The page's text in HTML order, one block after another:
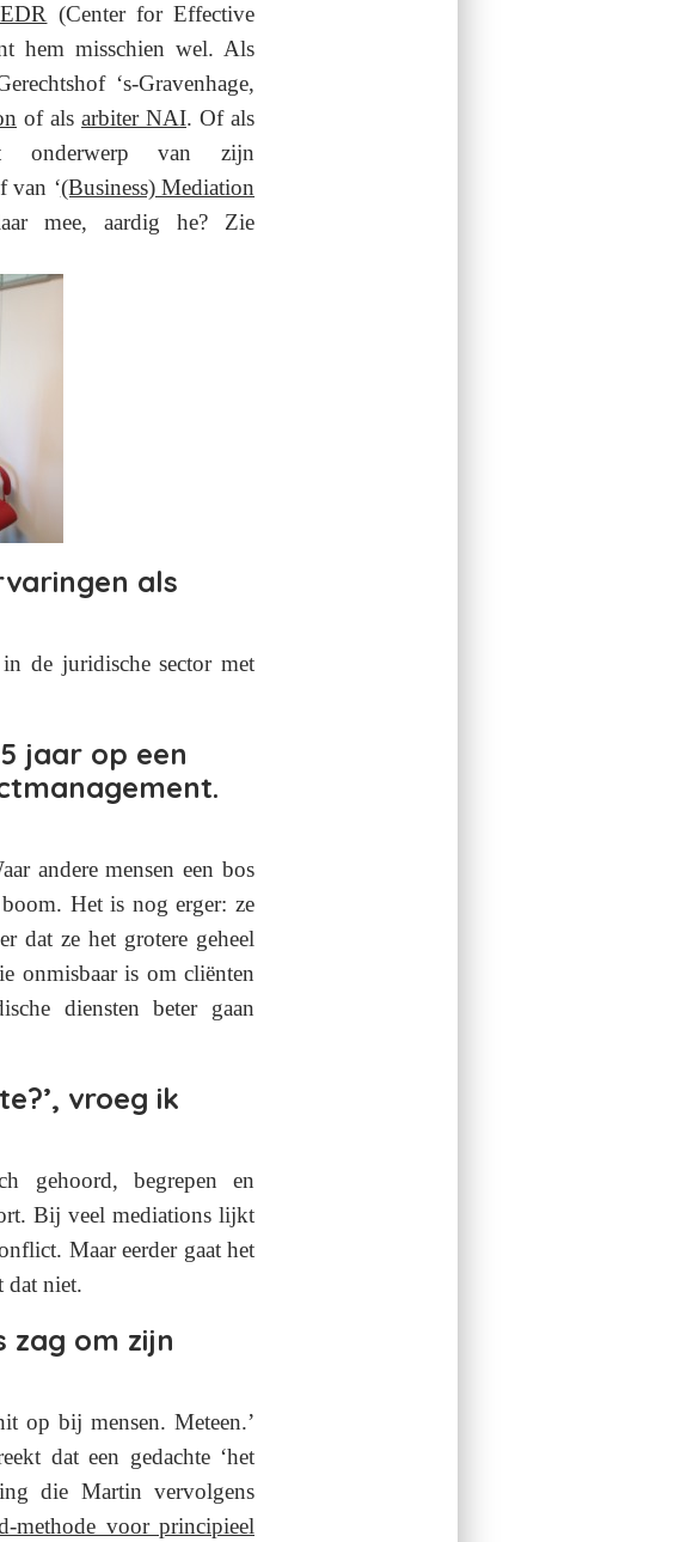
(Center for Effective
hem misschien wel. Als
‘s-Gravenhage,
of als arbiter NAI. Of als
onderwerp van zijn
van ‘(Business) Mediation
mee, aardig he? Zie
als
de juridische sector met
jaar op een
andere mensen een bos
Het is nog erger: ze
dat ze het grotere geheel
onmisbaar is om cliënten
diensten beter gaan
vroeg ik
gehoord, begrepen en
Bij veel mediations lijkt
Maar eerder gaat het
dat niet.
zag om zijn
op bij mensen. Meteen.’
dat een gedachte ‘het
die Martin vervolgens
methode voor principieel